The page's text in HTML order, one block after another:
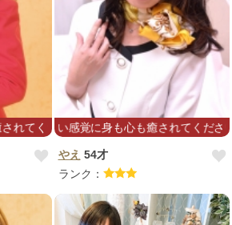
ださい☆
い感覚に身も心も癒されてくださいね(´∇｀
やえ 54才
ランク：